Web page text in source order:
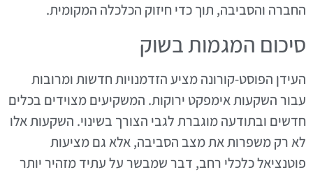
החברה והסביבה, תוך כדי חיזוק הכלכלה המקומית.
סיכום המגמות בשוק
העידן הפוסט-קורונה מציע הזדמנויות חדשות ומרובות
עבור השקעות אימפקט ירוקות. המשקיעים מצוידים בכלים
חדשים ובתודעה מוגברת לגבי הצורך בשינוי. השקעות אלו
לא רק משפרות את מצב הסביבה, אלא גם מציעות
פוטנציאל כלכלי רחב, דבר שמבשר על עתיד מזהיר יותר